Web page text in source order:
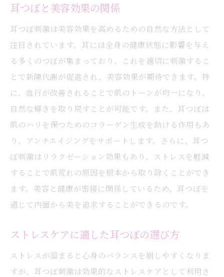
耳つぼと美容効果の関係
耳つぼ刺激は美容効果を高めるための自然な方法として
注目されています。耳には全身の健康状態に影響を与え
る多くのつぼが集まっており、これを適切に刺激するこ
とで新陳代謝が促進され、美容効果が期待できます。特
に、血行が改善されることで肌のトーンが均一になり、
自然な輝きを取り戻すことが可能です。また、耳つぼは
肌のハリを保つためのコラーゲン生成を助ける作用もあ
り、アンチエイジングをサポートします。さらに、耳つ
ぼ刺激はリラクゼーション効果もあり、ストレスを軽減
することで肌荒れの原因を根本から取り除くことができ
ます。美容と健康が密接に関係しているため、耳つぼを
通じて内面から美を追求することができるのです。
ストレスケアに適した耳つぼの選び方
ストレスが溜まると心身のバランスを崩しやすくなりま
すが、耳つぼ刺激は効果的なストレスケアとして利用さ